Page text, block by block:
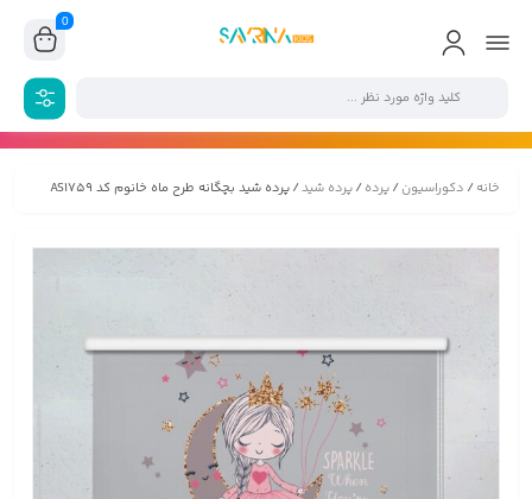
0
خانه/ دکوراسیون/پرده/پرده شید/ پرده شید بچگانه طرح ماه خانوم کد AS1759